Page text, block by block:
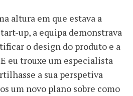
altura em que estava a
up, a equipa demonstrava
o design do produto e a
eu trouxe um especialista
a sua perspetiva
um novo plano sobre como